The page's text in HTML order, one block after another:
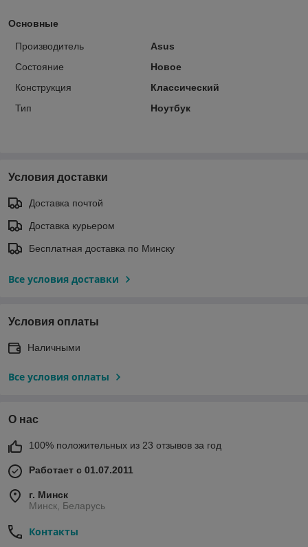
Основные
Производитель
Asus
Состояние
Новое
Конструкция
Классический
Тип
Ноутбук
Условия доставки
Доставка почтой
Доставка курьером
Бесплатная доставка по Минску
Все условия доставки
Условия оплаты
Наличными
Все условия оплаты
О нас
100% положительных из 23 отзывов за год
Работает с 01.07.2011
г. Минск
Минск, Беларусь
Контакты